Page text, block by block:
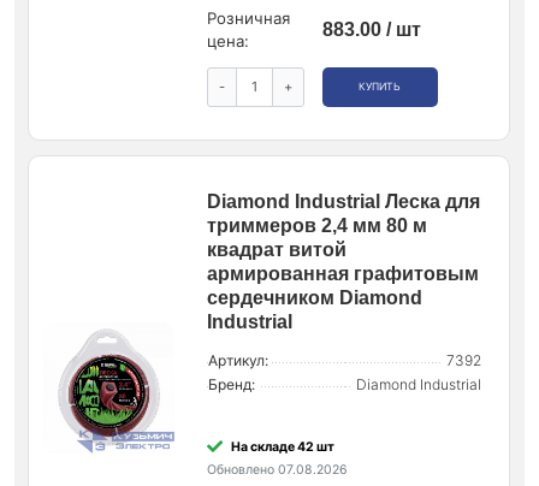
Розничная
цена:
883.00 / шт
- + КУПИТЬ
Diamond Industrial Леска для
триммеров 2,4 мм 80 м
квадрат витой
армированная графитовым
сердечником Diamond
Industrial
Артикул:
7392
Бренд:
Diamond Industrial
На складе 42 шт
Обновлено 07.08.2026